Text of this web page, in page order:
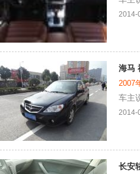
2014-
海马
2007
车主
2014-
长安